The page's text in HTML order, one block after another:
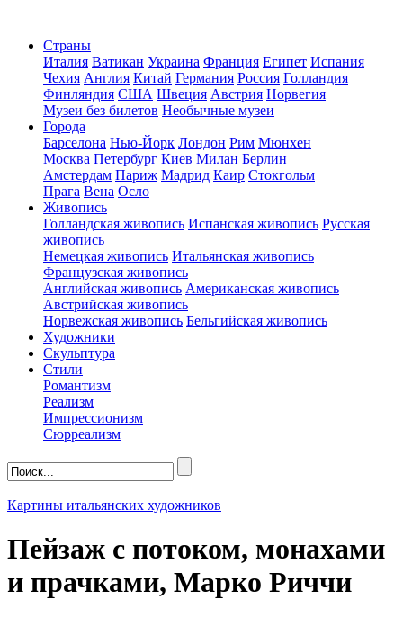
Страны
Италия Ватикан Украина Франция Египет Испания
Чехия Англия Китай Германия Россия Голландия
Финляндия США Швеция Австрия Норвегия
Музеи без билетов Необычные музеи
Города
Барселона Нью-Йорк Лондон Рим Мюнхен
Москва Петербург Киев Милан Берлин
Амстердам Париж Мадрид Каир Стокгольм
Прага Вена Осло
Живопись
Голландская живопись Испанская живопись Русская
живопись
Немецкая живопись Итальянская живопись
Французская живопись
Английская живопись Американская живопись
Австрийская живопись
Норвежская живопись Бельгийская живопись
Художники
Скульптура
Стили
Романтизм
Реализм
Импрессионизм
Сюрреализм
Картины итальянских художников
Пейзаж с потоком, монахами
и прачками, Марко Риччи